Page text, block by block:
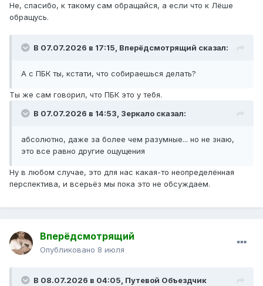
Не, спасибо, к такому сам обращайся, а если что к Лёше
обращусь.
В 07.07.2026 в 17:15, Вперёдсмотрящий сказал:
А с ПБК ты, кстати, что собираешься делать?
Ты же сам говорил, что ПБК это у тебя.
В 07.07.2026 в 14:53, Зеркало сказал:
абсолютно, даже за более чем разумные... но не знаю,
это все равно другие ощущения
Ну в любом случае, это для нас какая-то неопределённая
перспектива, и всерьёз мы пока это не обсуждаем.
Вперёдсмотрящий
Опубликовано 8 июля
В 08.07.2026 в 04:05, Путевой Объездчик